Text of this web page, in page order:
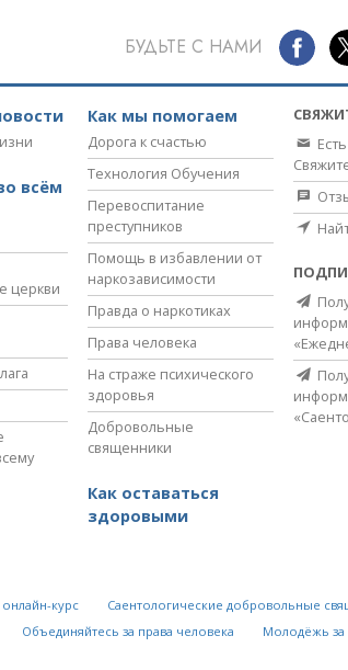
БУДЬТЕ С НАМИ
всём
церкви
Как мы помогаем
Дорога к счастью
Технология Обучения
Перевоспитание
преступников
Помощь в избавлении от
наркозависимости
Правда о наркотиках
Права человека
На страже психического
здоровья
Добровольные
священники
Как оставаться
здоровыми
онлайн-курс
Саентологические добровольные
Объединяйтесь за права человека
Молодёжь за